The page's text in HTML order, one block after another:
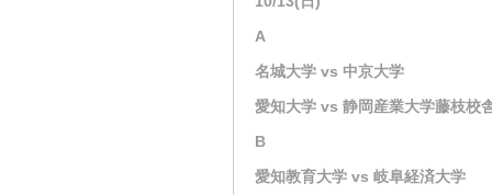
A
名城大学 vs 中京大学
愛知大学 vs 静岡産業大学藤枝校
B
愛知教育大学 vs 岐阜経済大学